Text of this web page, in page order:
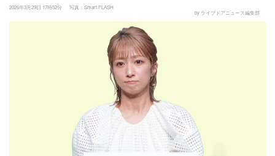
2026年3月29日 17時52分
写真：Smart FLASH
by ライブドアニュース編集部